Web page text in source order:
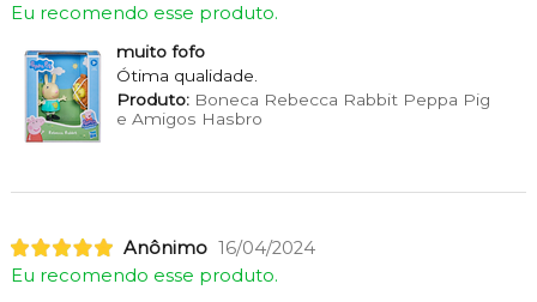
Eu recomendo esse produto.
muito fofo
Ótima qualidade.
Produto:Boneca Rebecca Rabbit Peppa Pig
e Amigos Hasbro
Anônimo 16/04/2024
Eu recomendo esse produto.